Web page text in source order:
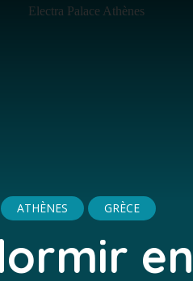
ATHÈNES GRÈCE